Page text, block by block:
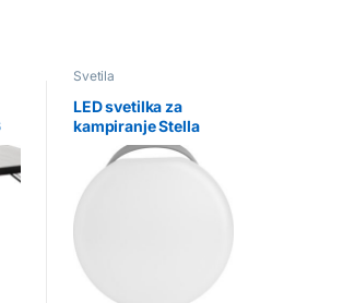
Svetila
LED svetilka za
kampiranje Stella